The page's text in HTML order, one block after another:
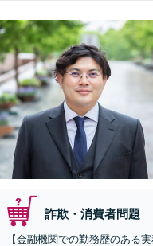
詐欺・消費者問題
【金融機関での勤務歴のある